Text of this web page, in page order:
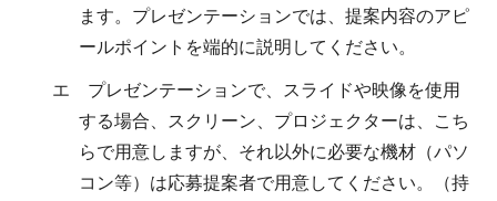
ます。プレゼンテーションでは、提案内容のアピ
ールポイントを端的に説明してください。
エ プレゼンテーションで、スライドや映像を使用
する場合、スクリーン、プロジェクターは、こち
らで用意しますが、それ以外に必要な機材（パソ
コン等）は応募提案者で用意してください。（持